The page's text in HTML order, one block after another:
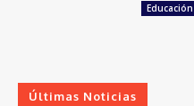
Educación
Últimas Noticias